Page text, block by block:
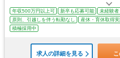
年収500万円以上可 新卒も応募可能
未経験
原則、引越しを伴う転勤なし
産休・育休取得実
積極採用中
求人の詳細を見る